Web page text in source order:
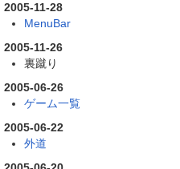
2005-11-28
MenuBar
2005-11-26
裏蹴り
2005-06-26
ゲーム一覧
2005-06-22
外道